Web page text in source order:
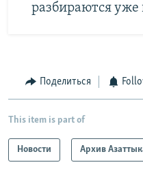
разбираются уже
Поделиться
This item is part of
Новости Архив